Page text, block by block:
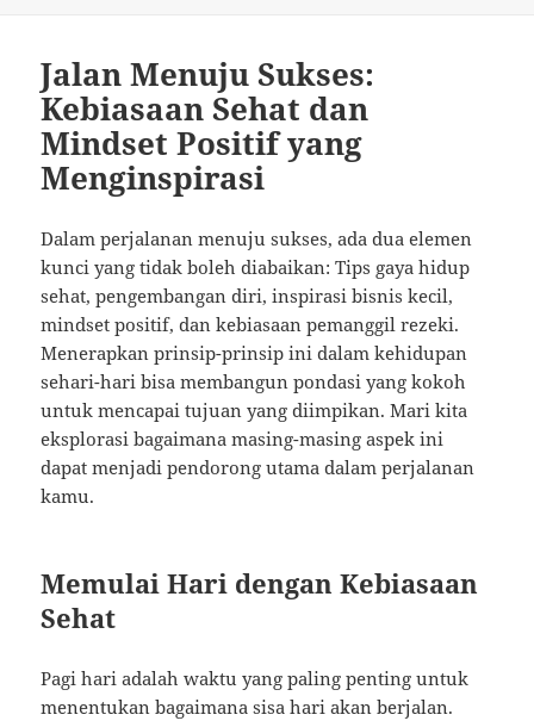
Jalan Menuju Sukses:
Kebiasaan Sehat dan
Mindset Positif yang
Menginspirasi
Dalam perjalanan menuju sukses, ada dua elemen
kunci yang tidak boleh diabaikan: Tips gaya hidup
sehat, pengembangan diri, inspirasi bisnis kecil,
mindset positif, dan kebiasaan pemanggil rezeki.
Menerapkan prinsip-prinsip ini dalam kehidupan
sehari-hari bisa membangun pondasi yang kokoh
untuk mencapai tujuan yang diimpikan. Mari kita
eksplorasi bagaimana masing-masing aspek ini
dapat menjadi pendorong utama dalam perjalanan
kamu.
Memulai Hari dengan Kebiasaan
Sehat
Pagi hari adalah waktu yang paling penting untuk
menentukan bagaimana sisa hari akan berjalan.